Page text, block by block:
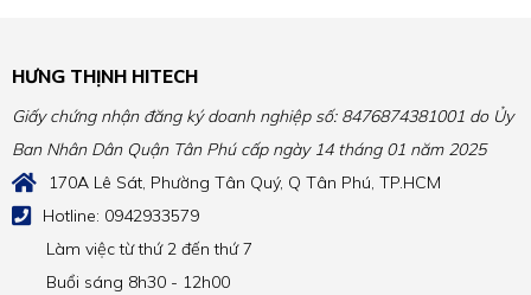
HƯNG THỊNH HITECH
Giấy chứng nhận đăng ký doanh nghiệp số: 8476874381001 do Ủy
Ban Nhân Dân Quận Tân Phú cấp ngày 14 tháng 01 năm 2025
170A Lê Sát, Phường Tân Quý, Q Tân Phú, TP.HCM
Hotline: 0942933579
Làm việc từ thứ 2 đến thứ 7
Buổi sáng 8h30 - 12h00